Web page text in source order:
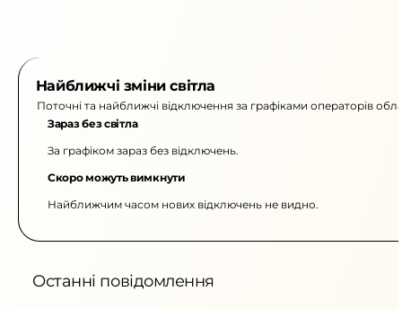
Найближчі зміни світла
Поточні та найближчі відключення за графіками операторів
Зараз без світла
За графіком зараз без відключень.
Скоро можуть вимкнути
Найближчим часом нових відключень не видно.
Останні повідомлення